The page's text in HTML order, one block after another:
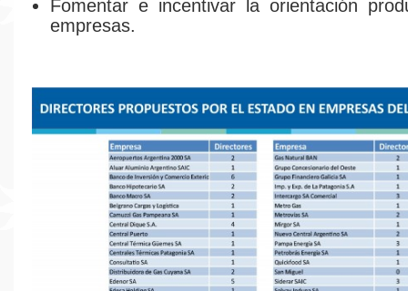
Fomentar e incentivar la orientación
empresas.